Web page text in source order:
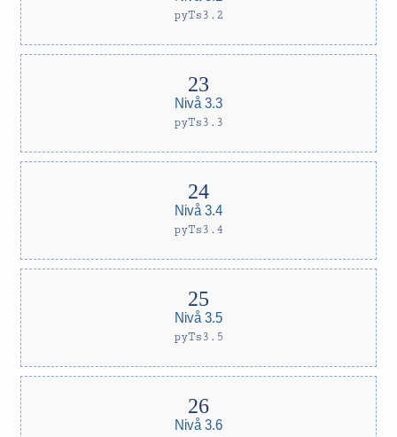
pyTs3.2
Nivå 3.3
pyTs3.3
Nivå 3.4
pyTs3.4
Nivå 3.5
pyTs3.5
Nivå 3.6